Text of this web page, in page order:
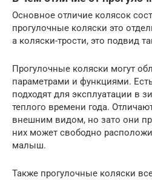
Основное отличие колясок
прогулочные коляски это
а коляски-трости, это подвид
Прогулочные коляски могут
параметрами и функциями.
подходят для эксплуатации в
теплого времени года.
внешним видом, но зато они
них может свободно
малыш.
Также прогулочные коляски